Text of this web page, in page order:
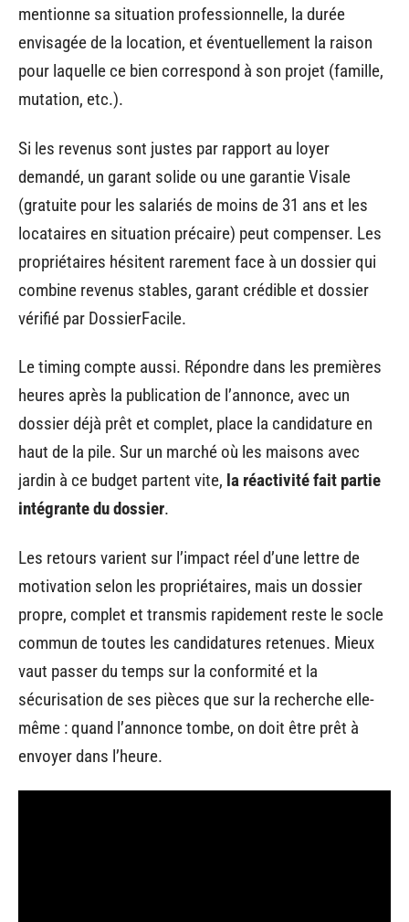
mentionne sa situation professionnelle, la durée
envisagée de la location, et éventuellement la raison
pour laquelle ce bien correspond à son projet (famille,
mutation, etc.).
Si les revenus sont justes par rapport au loyer
demandé, un garant solide ou une garantie Visale
(gratuite pour les salariés de moins de 31 ans et les
locataires en situation précaire) peut compenser. Les
propriétaires hésitent rarement face à un dossier qui
combine revenus stables, garant crédible et dossier
vérifié par DossierFacile.
Le timing compte aussi. Répondre dans les premières
heures après la publication de l’annonce, avec un
dossier déjà prêt et complet, place la candidature en
haut de la pile. Sur un marché où les maisons avec
jardin à ce budget partent vite, la réactivité fait partie
intégrante du dossier.
Les retours varient sur l’impact réel d’une lettre de
motivation selon les propriétaires, mais un dossier
propre, complet et transmis rapidement reste le socle
commun de toutes les candidatures retenues. Mieux
vaut passer du temps sur la conformité et la
sécurisation de ses pièces que sur la recherche elle-
même : quand l’annonce tombe, on doit être prêt à
envoyer dans l’heure.